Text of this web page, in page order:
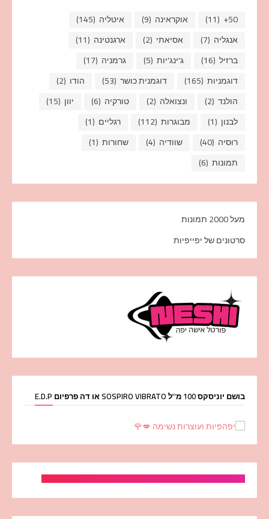
50+
(11) אוקראינה (9) איטליה (145)
אנגליה (7) אסיאתי (2) ארגנטינה (11)
ברזיל (16) ג'ינג'יות (5) גרמניה (17)
דוגמניות (165) דוגמנית כושר (53) הודו (2)
הולנד (2) ונצואלה (2) טורקיה (6) יוון (15)
לבנון (1) מבוגרות (112) רגליים (1)
רוסיה (40) שוודיה (4) שחורות (1)
תמונות (6)
מעל 2000 תמונות
סרטונים של יפייפיות
בושם יוניסקס 100 מ''ל SOSPIRO VIBRATO או דה פרפיום E.D.P